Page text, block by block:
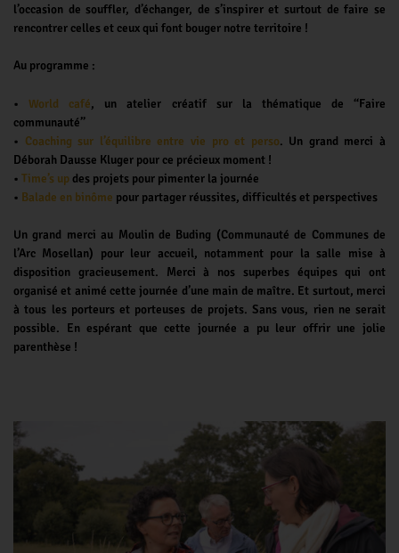
l’occasion de souffler, d’échanger, de s’inspirer et surtout de faire se
rencontrer celles et ceux qui font bouger notre territoire !
Au programme :
•World café, un atelier créatif sur la thématique de “Faire
communauté”
• Coaching sur l’équilibre entre vie pro et perso. Un grand merci à
Déborah Dausse Kluger pour ce précieux moment !
• Time’s updes projets pour pimenter la journée
• Balade en binôme pour partager réussites, difficultés et perspectives
Un grand merci au Moulin de Buding (Communauté de Communes de
l’Arc Mosellan) pour leur accueil, notamment pour la salle mise à
disposition gracieusement. Merci à nos superbes équipes qui ont
organisé et animé cette journée d’une main de maître. Et surtout, merci
à tous les porteurs et porteuses de projets. Sans vous, rien ne serait
possible. En espérant que cette journée a pu leur offrir une jolie
parenthèse !